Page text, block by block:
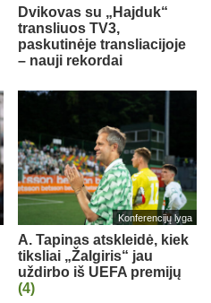
Dvikovas su „Hajduk“
transliuos TV3,
paskutinėje transliacijoje
– nauji rekordai
Konferencijų lyga
A. Tapinas atskleidė, kiek
tiksliai „Žalgiris“ jau
uždirbo iš UEFA premijų
(4)